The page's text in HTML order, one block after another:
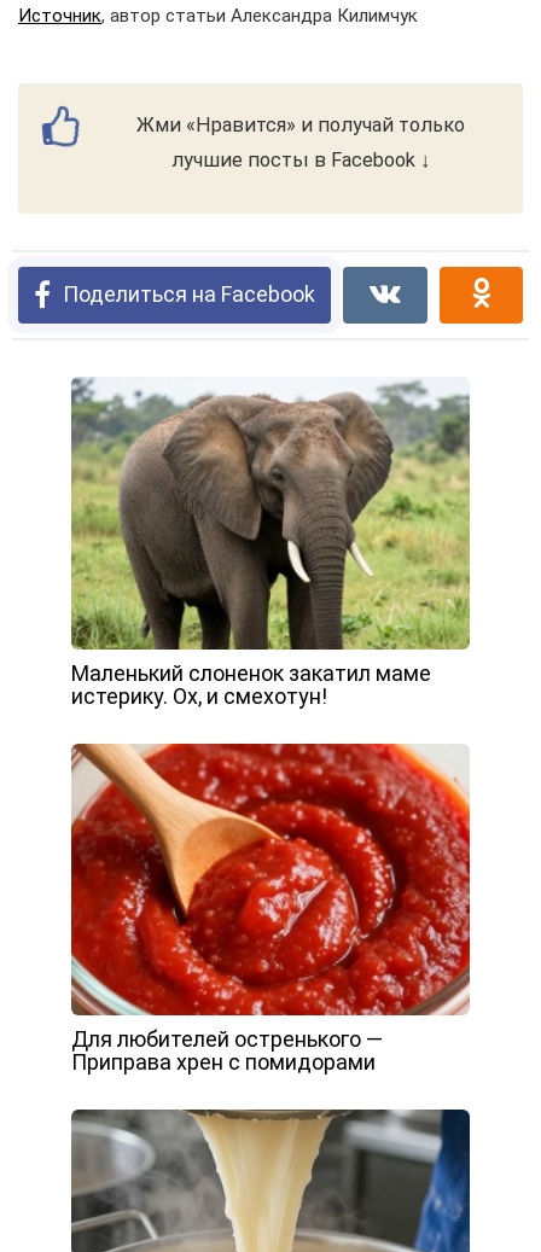
Источник, автор статьи Александра Килимчук
Жми «Нравится» и получай только
лучшие посты в Facebook ↓
Поделиться на Facebook
Маленький слоненок закатил маме
истерику. Ох, и смехотун!
Для любителей остренького —
Приправа хрен с помидорами